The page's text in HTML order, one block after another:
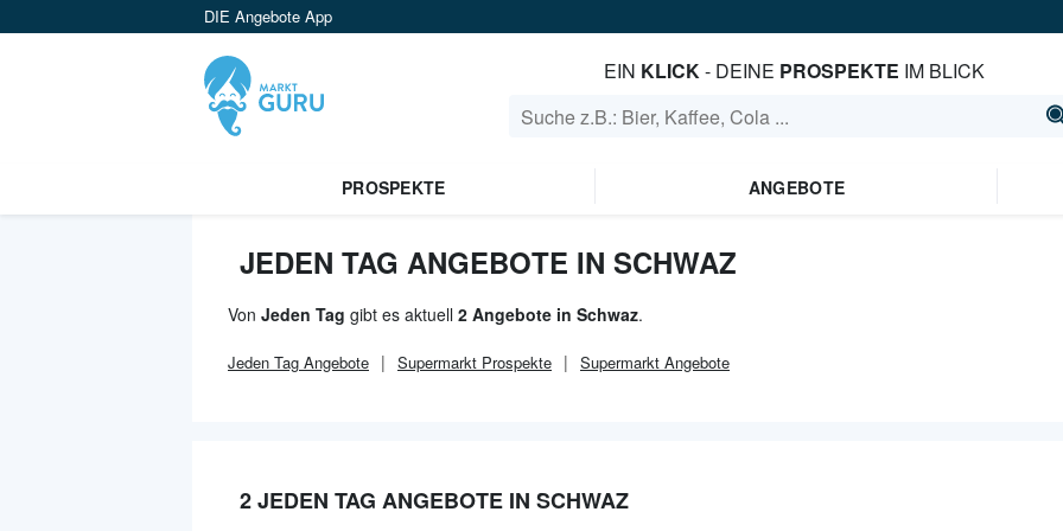
DIE Angebote App
EIN KLICK- DEINE PROSPEKTE IM BLICK
PROSPEKTE ANGEBOTE
JEDEN TAG ANGEBOTE IN SCHWAZ
Von Jeden Tag gibt es aktuell 2 Angebote in Schwaz.
Jeden Tag Angebote Supermarkt Prospekte Supermarkt Angebote
2 JEDEN TAG ANGEBOTE IN SCHWAZ